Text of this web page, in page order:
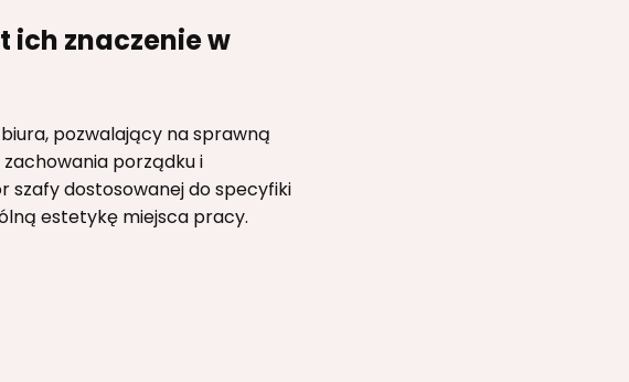
ich znaczenie w
pozwalający na sprawną
porządku i
szafy dostosowanej do specyfiki
estetykę miejsca pracy.